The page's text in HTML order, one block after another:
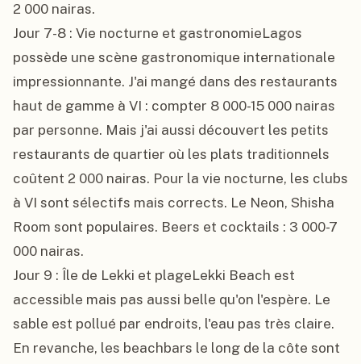
2 000 nairas.
Jour 7-8 : Vie nocturne et gastronomieLagos
possède une scène gastronomique internationale
impressionnante. J'ai mangé dans des restaurants
haut de gamme à VI : compter 8 000-15 000 nairas
par personne. Mais j'ai aussi découvert les petits
restaurants de quartier où les plats traditionnels
coûtent 2 000 nairas. Pour la vie nocturne, les clubs
à VI sont sélectifs mais corrects. Le Neon, Shisha
Room sont populaires. Beers et cocktails : 3 000-7
000 nairas.
Jour 9 : Île de Lekki et plageLekki Beach est
accessible mais pas aussi belle qu'on l'espère. Le
sable est pollué par endroits, l'eau pas très claire.
En revanche, les beachbars le long de la côte sont